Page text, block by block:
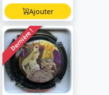
Ajouter
Dernière !